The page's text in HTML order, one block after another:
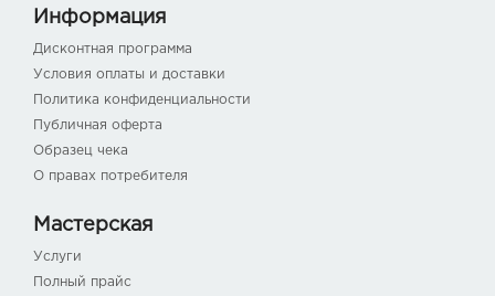
Информация
Дисконтная программа
Условия оплаты и доставки
Политика конфиденциальности
Публичная оферта
Образец чека
О правах потребителя
Мастерская
Услуги
Полный прайс